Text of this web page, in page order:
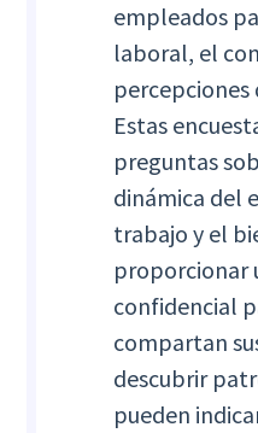
empleados
laboral, el
Estas
preguntas
dinámica del
trabajo y el
proporcionar
confidencial
compartan
descubrir
pueden